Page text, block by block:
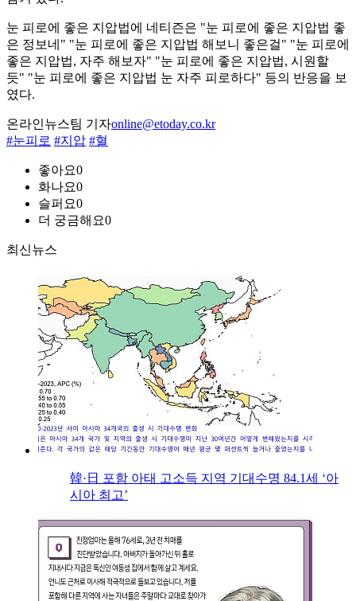
눈 피로에 좋은 지압법에 네티즌은 "눈 피로에 좋은 지압법 좋
은 정보네" "눈 피로에 좋은 지압법 해보니 좋은걸" "눈 피로에
좋은 지압법, 자주 해보자" "눈 피로에 좋은 지압법, 시원할
듯" "눈 피로에 좋은 지압법 눈 자주 피로하다" 등의 반응을 보
였다.
온라인뉴스팀 기자online@etoday.co.kr
#눈피로 #지압 #혈
좋아요0
화나요0
슬퍼요0
더 궁금해요0
최신뉴스
韓·日 포함 아태 고소득 지역 기대수명 84.1세 ‘아
시아 최고’